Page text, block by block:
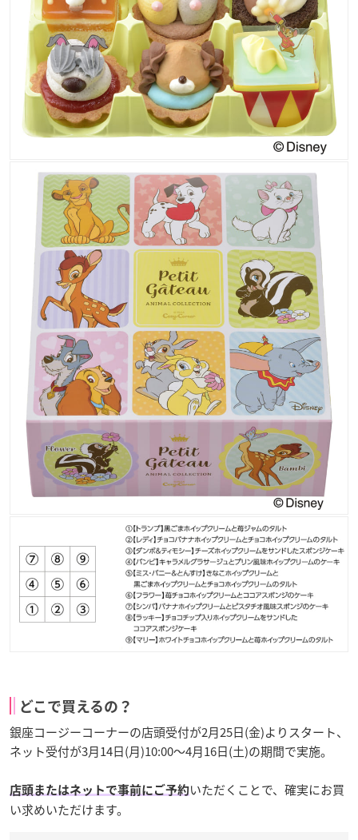
どこで買えるの？
銀座コージーコーナーの店頭受付が2月25日(金)よりスタート、
ネット受付が3月14日(月)10:00〜4月16日(土)の期間で実施。
店頭またはネットで事前にご予約いただくことで、確実にお買
い求めいただけます。